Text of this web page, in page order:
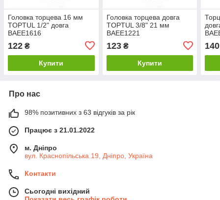
Головка торцева 16 мм
TOPTUL 1/2" довга
BAEE1616
122 ₴
Купити
Головка торцева довга
TOPTUL 3/8" 21 мм
BAEE1221
123₴
Купити
140
Про нас
98% позитивних з 63 відгуків за рік
Працює з 21.01.2022
м. Дніпро
вул. Краснопільська 19, Дніпро, Україна
Контакти
Сьогодні вихідний